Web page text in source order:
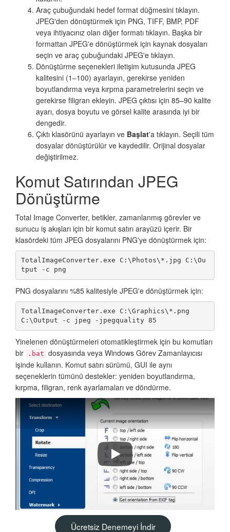
Araç çubuğundaki hedef format düğmesini tıklayın.
JPEG'den dönüştürmek için PNG, TIFF, BMP, PDF
veya ihtiyacınız olan diğer formatı tıklayın. Başka bir
formattan JPEG'e dönüştürmek için kaynak dosyaları
seçin ve araç çubuğundaki JPEG'e tıklayın.
Dönüştürme seçenekleri iletişim kutusunda JPEG
kalitesini (1–100) ayarlayın, gerekirse yeniden
boyutlandırma veya kırpma parametrelerini seçin ve
gerekirse filigran ekleyin. JPEG çıktısı için 85–90 kalite
ayarı, dosya boyutu ve görsel kalite arasında iyi bir
dengedir.
Çıktı klasörünü ayarlayın ve Başlat'a tıklayın. Seçili tüm
dosyalar dönüştürülür ve kaydedilir. Orijinal dosyalar
değiştirilmez.
Komut Satırından JPEG
Dönüştürme
Total Image Converter, betikler, zamanlanmış görevler ve
sunucu iş akışları için bir komut satırı arayüzü içerir. Bir
klasördeki tüm JPEG dosyalarını PNG'ye dönüştürmek için:
TotalImageConverter.exe C:\Photos\*.jpg C:\Ou
tput -c png
PNG dosyalarını %85 kalitesiyle JPEG'e dönüştürmek için:
TotalImageConverter.exe C:\Graphics\*.png
C:\Output -c jpeg -jpegquality 85
Yinelenen dönüştürmeleri otomatikleştirmek için bu komutları
bir
.bat dosyasında veya Windows Görev Zamanlayıcısı
işinde kullanın. Komut satırı sürümü, GUI ile aynı
seçeneklerin tümünü destekler: yeniden boyutlandırma,
kırpma, filigran, renk ayarlamaları ve döndürme.
How to convert images in batch
Ücretsiz Denemeyi İndir